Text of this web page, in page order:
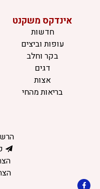
אינדקס משקנט
חדשות
עופות וביצים
בקר וחלב
דגים
אצות
בריאות מהחי